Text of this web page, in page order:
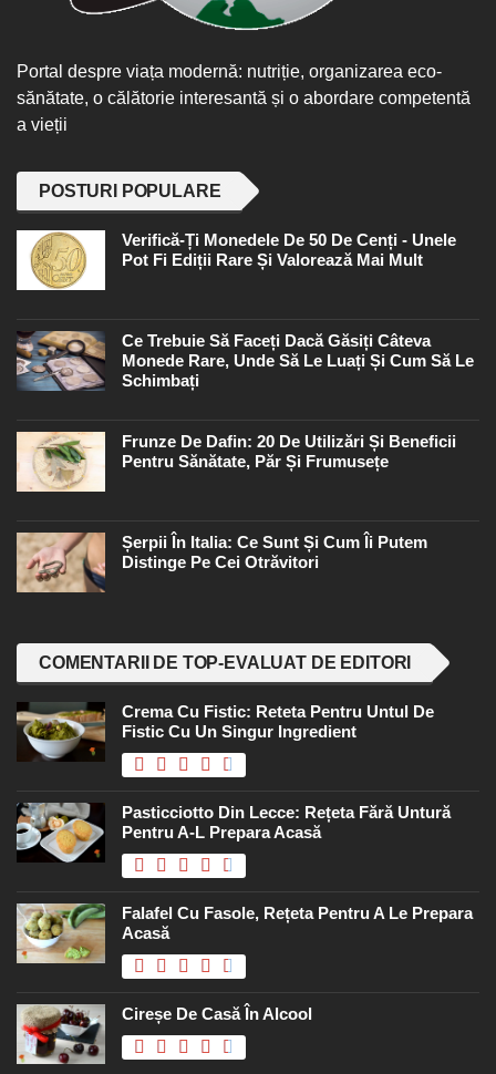
Portal despre viața modernă: nutriție, organizarea eco-
sănătate, o călătorie interesantă și o abordare competentă
a vieții
POSTURI POPULARE
Verifică-Ți Monedele De 50 De Cenți - Unele
Pot Fi Ediții Rare Și Valorează Mai Mult
Ce Trebuie Să Faceți Dacă Găsiți Câteva
Monede Rare, Unde Să Le Luați Și Cum Să Le
Schimbați
Frunze De Dafin: 20 De Utilizări Și Beneficii
Pentru Sănătate, Păr Și Frumusețe
Șerpii În Italia: Ce Sunt Și Cum Îi Putem
Distinge Pe Cei Otrăvitori
COMENTARII DE TOP-EVALUAT DE EDITORI
Crema Cu Fistic: Reteta Pentru Untul De
Fistic Cu Un Singur Ingredient
Pasticciotto Din Lecce: Rețeta Fără Untură
Pentru A-L Prepara Acasă
Falafel Cu Fasole, Rețeta Pentru A Le Prepara
Acasă
Cireșe De Casă În Alcool